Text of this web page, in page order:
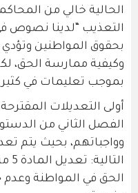
الحالية خالي من
التعذيب “لدينا نصوص
بحقوق المواطنين
وكيفية ممارسة الحق،
بموجب تعليمات في كثير
أولى التعديلات
الفصل الثاني من
وواجباتهم، بحيث يتم
الحق في المواطنة